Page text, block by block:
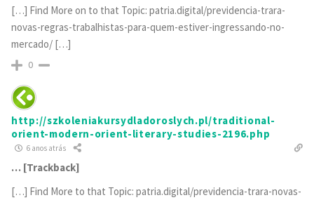
[…] Find More on to that Topic: patria.digital/previdencia-trara-
novas-regras-trabalhistas-para-quem-estiver-ingressando-no-
mercado/ […]
0
http://szkoleniakursydladoroslych.pl/traditional-
orient-modern-orient-literary-studies-2196.php
6 anos atrás
… [Trackback]
[…] Find More to that Topic: patria.digital/previdencia-trara-novas-